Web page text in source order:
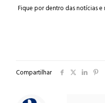
Fique por dentro das notícias
Compartilhar